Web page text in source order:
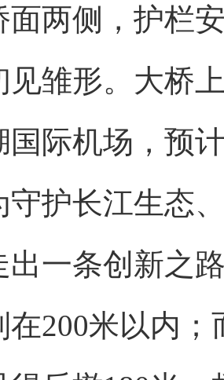
侧，护栏安
见雏形。大桥
国际机场，预
长江生态、
出一条创新之
在200米以内